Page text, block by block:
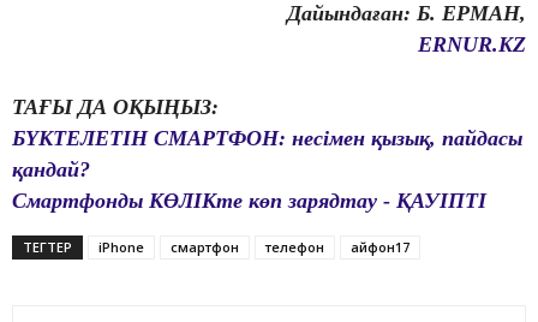
Дайындаған: Б. ЕРМАН,
ERNUR.KZ
ТАҒЫ ДА ОҚЫҢЫЗ:
БҮКТЕЛЕТІН СМАРТФОН: несімен қызық, пайдасы
қандай?
Смартфонды КӨЛІКте көп зарядтау - ҚАУІПТІ
ТЕГТЕР iPhone смартфон телефон айфон17